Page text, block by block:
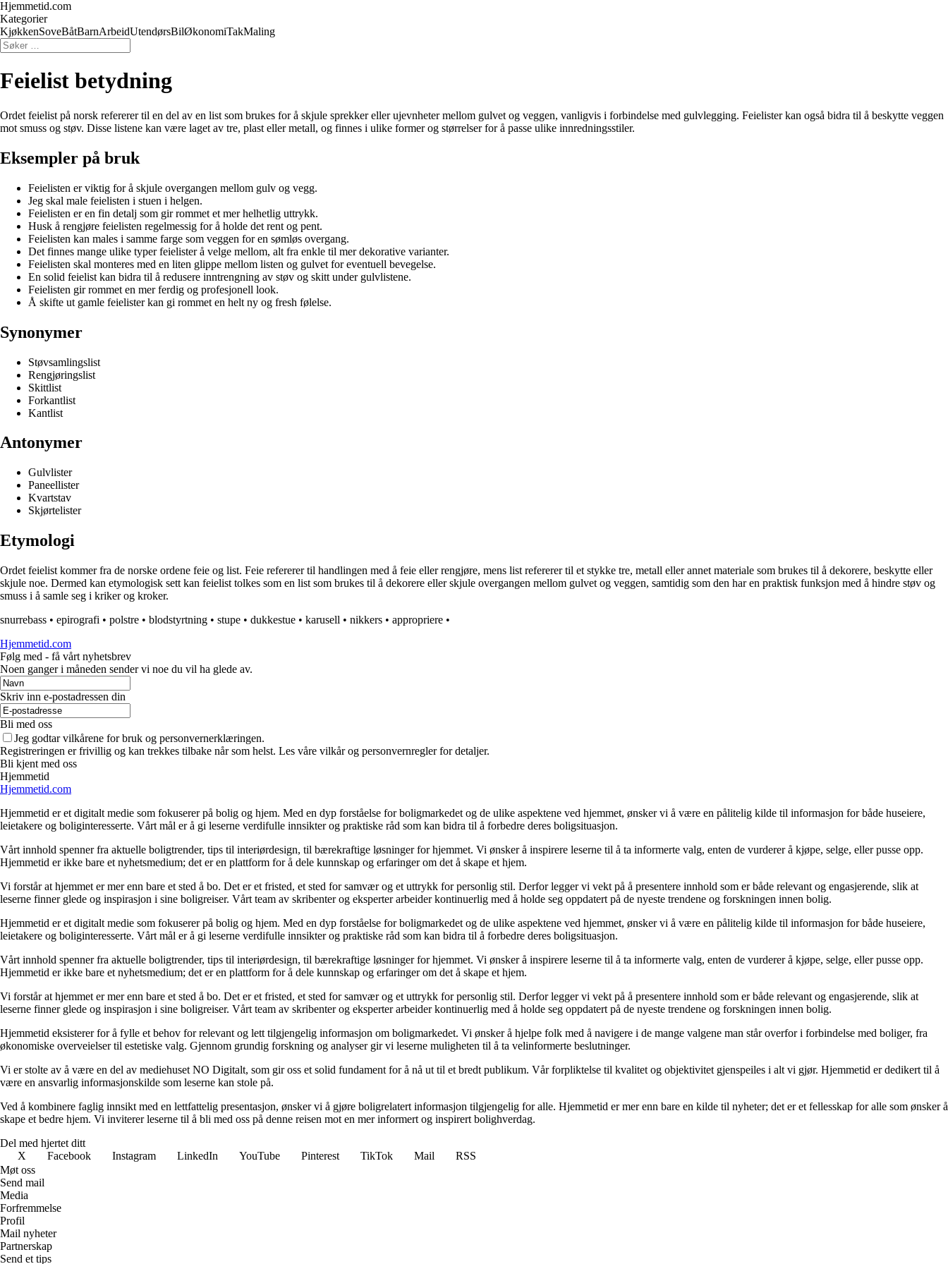
Hjemmetid.com
Kategorier
KjøkkenSoveBåtBarnArbeidUtendørsBilØkonomiTakMaling
Feielist betydning
Ordet feielist på norsk refererer til en del av en list som brukes for å skjule sprekker eller ujevnheter mellom gulvet og veggen, vanligvis i forbindelse med gulvlegging. Feielister kan også bidra til å beskytte veggen
mot smuss og støv. Disse listene kan være laget av tre, plast eller metall, og finnes i ulike former og størrelser for å passe ulike innredningsstiler.
Eksempler på bruk
Feielisten er viktig for å skjule overgangen mellom gulv og vegg.
Jeg skal male feielisten i stuen i helgen.
Feielisten er en fin detalj som gir rommet et mer helhetlig uttrykk.
Husk å rengjøre feielisten regelmessig for å holde det rent og pent.
Feielisten kan males i samme farge som veggen for en sømløs overgang.
Det finnes mange ulike typer feielister å velge mellom, alt fra enkle til mer dekorative varianter.
Feielisten skal monteres med en liten glippe mellom listen og gulvet for eventuell bevegelse.
En solid feielist kan bidra til å redusere inntrengning av støv og skitt under gulvlistene.
Feielisten gir rommet en mer ferdig og profesjonell look.
Å skifte ut gamle feielister kan gi rommet en helt ny og fresh følelse.
Synonymer
Støvsamlingslist
Rengjøringslist
Skittlist
Forkantlist
Kantlist
Antonymer
Gulvlister
Paneellister
Kvartstav
Skjørtelister
Etymologi
Ordet feielist kommer fra de norske ordene feie og list. Feie refererer til handlingen med å feie eller rengjøre, mens list refererer til et stykke tre, metall eller annet materiale som brukes til å dekorere, beskytte eller
skjule noe. Dermed kan etymologisk sett kan feielist tolkes som en list som brukes til å dekorere eller skjule overgangen mellom gulvet og veggen, samtidig som den har en praktisk funksjon med å hindre støv og
smuss i å samle seg i kriker og kroker.
snurrebass • epirografi • polstre • blodstyrtning • stupe • dukkestue • karusell • nikkers • appropriere •
Hjemmetid.com
Følg med - få vårt nyhetsbrev
Noen ganger i måneden sender vi noe du vil ha glede av.
Skriv inn e-postadressen din
Bli med oss
Jeg godtar vilkårene for bruk og personvernerklæringen.
Registreringen er frivillig og kan trekkes tilbake når som helst. Les våre vilkår og personvernregler for detaljer.
Bli kjent med oss
Hjemmetid
Hjemmetid.com
Hjemmetid er et digitalt medie som fokuserer på bolig og hjem. Med en dyp forståelse for boligmarkedet og de ulike aspektene ved hjemmet, ønsker vi å være en pålitelig kilde til informasjon for både huseiere,
leietakere og boliginteresserte. Vårt mål er å gi leserne verdifulle innsikter og praktiske råd som kan bidra til å forbedre deres boligsituasjon.
Vårt innhold spenner fra aktuelle boligtrender, tips til interiørdesign, til bærekraftige løsninger for hjemmet. Vi ønsker å inspirere leserne til å ta informerte valg, enten de vurderer å kjøpe, selge, eller pusse opp.
Hjemmetid er ikke bare et nyhetsmedium; det er en plattform for å dele kunnskap og erfaringer om det å skape et hjem.
Vi forstår at hjemmet er mer enn bare et sted å bo. Det er et fristed, et sted for samvær og et uttrykk for personlig stil. Derfor legger vi vekt på å presentere innhold som er både relevant og engasjerende, slik at
leserne finner glede og inspirasjon i sine boligreiser. Vårt team av skribenter og eksperter arbeider kontinuerlig med å holde seg oppdatert på de nyeste trendene og forskningen innen bolig.
Hjemmetid er et digitalt medie som fokuserer på bolig og hjem. Med en dyp forståelse for boligmarkedet og de ulike aspektene ved hjemmet, ønsker vi å være en pålitelig kilde til informasjon for både huseiere,
leietakere og boliginteresserte. Vårt mål er å gi leserne verdifulle innsikter og praktiske råd som kan bidra til å forbedre deres boligsituasjon.
Vårt innhold spenner fra aktuelle boligtrender, tips til interiørdesign, til bærekraftige løsninger for hjemmet. Vi ønsker å inspirere leserne til å ta informerte valg, enten de vurderer å kjøpe, selge, eller pusse opp.
Hjemmetid er ikke bare et nyhetsmedium; det er en plattform for å dele kunnskap og erfaringer om det å skape et hjem.
Vi forstår at hjemmet er mer enn bare et sted å bo. Det er et fristed, et sted for samvær og et uttrykk for personlig stil. Derfor legger vi vekt på å presentere innhold som er både relevant og engasjerende, slik at
leserne finner glede og inspirasjon i sine boligreiser. Vårt team av skribenter og eksperter arbeider kontinuerlig med å holde seg oppdatert på de nyeste trendene og forskningen innen bolig.
Hjemmetid eksisterer for å fylle et behov for relevant og lett tilgjengelig informasjon om boligmarkedet. Vi ønsker å hjelpe folk med å navigere i de mange valgene man står overfor i forbindelse med boliger, fra
økonomiske overveielser til estetiske valg. Gjennom grundig forskning og analyser gir vi leserne muligheten til å ta velinformerte beslutninger.
Vi er stolte av å være en del av mediehuset NO Digitalt, som gir oss et solid fundament for å nå ut til et bredt publikum. Vår forpliktelse til kvalitet og objektivitet gjenspeiles i alt vi gjør. Hjemmetid er dedikert til å
være en ansvarlig informasjonskilde som leserne kan stole på.
Ved å kombinere faglig innsikt med en lettfattelig presentasjon, ønsker vi å gjøre boligrelatert informasjon tilgjengelig for alle. Hjemmetid er mer enn bare en kilde til nyheter; det er et fellesskap for alle som ønsker å
skape et bedre hjem. Vi inviterer leserne til å bli med oss på denne reisen mot en mer informert og inspirert bolighverdag.
Del med hjertet ditt
X
Facebook Instagram LinkedIn YouTube Pinterest TikTok Mail
RSS
Møt oss
Send mail
Media
Forfremmelse
Profil
Mail nyheter
Partnerskap
Send et tips